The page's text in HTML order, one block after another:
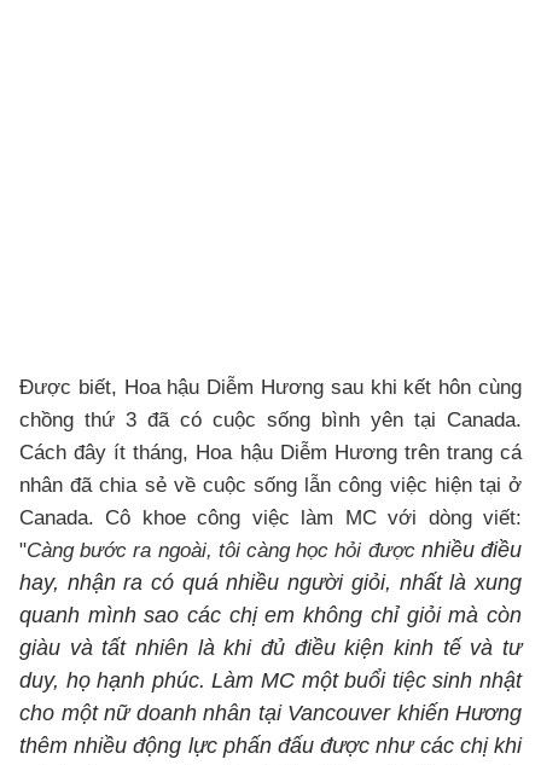
Được biết, Hoa hậu Diễm Hương sau khi kết hôn cùng
chồng thứ 3 đã có cuộc sống bình yên tại Canada.
Cách đây ít tháng, Hoa hậu Diễm Hương trên trang cá
nhân đã chia sẻ về cuộc sống lẫn công việc hiện tại ở
Canada. Cô khoe công việc làm MC với dòng viết:
"Càng bước ra ngoài, tôi càng học hỏi được nhiều điều
hay, nhận ra có quá nhiều người giỏi, nhất là xung
quanh mình sao các chị em không chỉ giỏi mà còn
giàu và tất nhiên là khi đủ điều kiện kinh tế và tư
duy, họ hạnh phúc. Làm MC một buổi tiệc sinh nhật
cho một nữ doanh nhân tại Vancouver khiến Hương
thêm nhiều động lực phấn đấu được như các chị khi